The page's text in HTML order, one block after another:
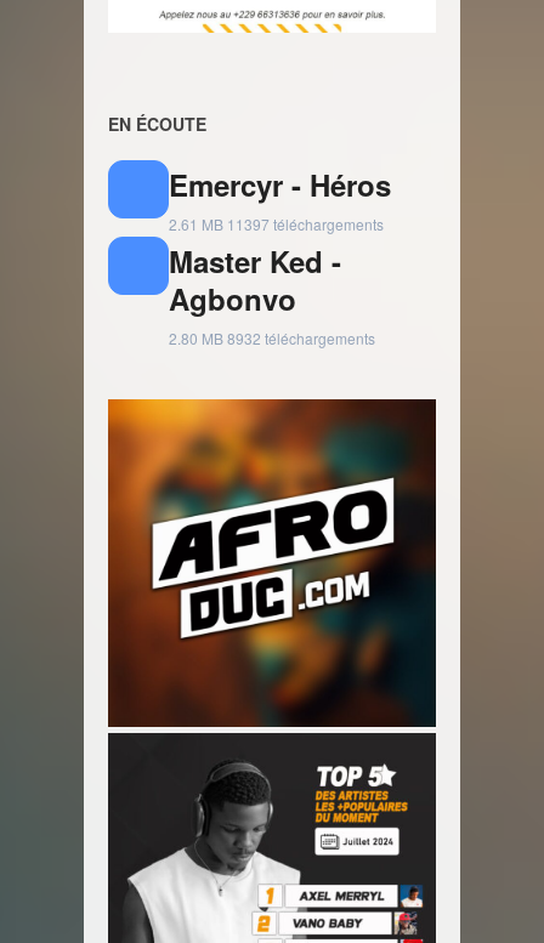
EN ÉCOUTE
Emercyr - Héros
2.61 MB 11397 téléchargements
Master Ked -
Agbonvo
2.80 MB8932 téléchargements